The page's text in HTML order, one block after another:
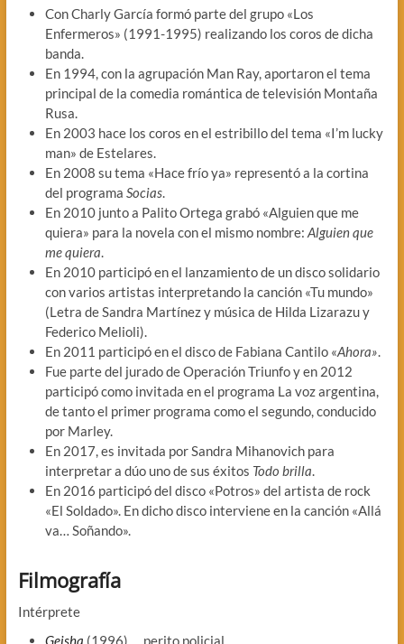
Con Charly García formó parte del grupo «Los
Enfermeros» (1991-1995) realizando los coros de dicha
banda.
En 1994, con la agrupación Man Ray, aportaron el tema
principal de la comedia romántica de televisión Montaña
Rusa.
En 2003 hace los coros en el estribillo del tema «I’m lucky
man» de Estelares.
En 2008 su tema «Hace frío ya» representó a la cortina
del programa Socias.
En 2010 junto a Palito Ortega grabó «Alguien que me
quiera» para la novela con el mismo nombre: Alguien que
me quiera.
En 2010 participó en el lanzamiento de un disco solidario
con varios artistas interpretando la canción «Tu mundo»
(Letra de Sandra Martínez y música de Hilda Lizarazu y
Federico Melioli).
En 2011 participó en el disco de Fabiana Cantilo «Ahora».
Fue parte del jurado de Operación Triunfo y en 2012
participó como invitada en el programa La voz argentina,
de tanto el primer programa como el segundo, conducido
por Marley.
En 2017, es invitada por Sandra Mihanovich para
interpretar a dúo uno de sus éxitos Todo brilla.
En 2016 participó del disco «Potros» del artista de rock
«El Soldado». En dicho disco interviene en la canción «Allá
va… Soñando».
Filmografía
Intérprete
Geisha (1996) … perito policial